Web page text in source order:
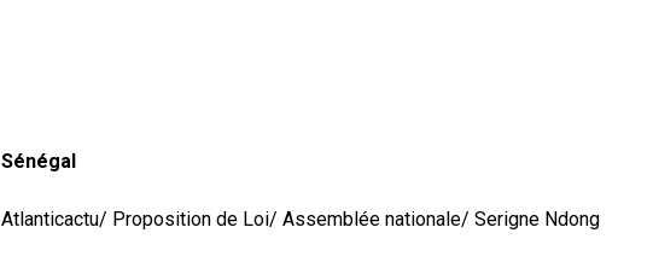
Sénégal
Atlanticactu/ Proposition de Loi/ Assemblée nationale/ Serigne Ndong